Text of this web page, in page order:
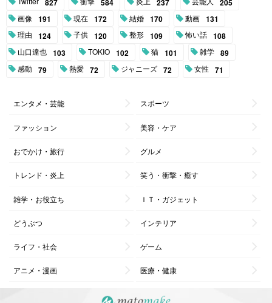
画像 191 現在 172 結婚 170 動画 131
理由 124 子供 120 整形 109 怖い話 108
山口達也 103 TOKIO 102 猫 101 雑学 89
感動 79 熱愛 72 ジャニーズ 72 女性 71
エンタメ・芸能 スポーツ
ファッション 美容・ケア
おでかけ・旅行 グルメ
トレンド・炎上 笑う・衝撃・癒す
雑学・お役立ち ＩＴ・ガジェット
どうぶつ インテリア
ライフ・社会 ゲーム
アニメ・漫画 医療・健康